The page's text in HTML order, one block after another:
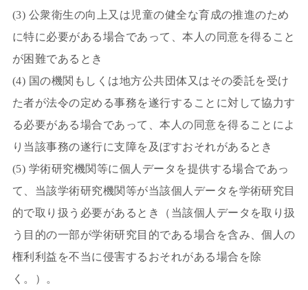
(3) 公衆衛生の向上又は児童の健全な育成の推進のため
に特に必要がある場合であって、本人の同意を得ること
が困難であるとき
(4) 国の機関もしくは地方公共団体又はその委託を受け
た者が法令の定める事務を遂行することに対して協力す
る必要がある場合であって、本人の同意を得ることによ
り当該事務の遂行に支障を及ぼすおそれがあるとき
(5) 学術研究機関等に個人データを提供する場合であっ
て、当該学術研究機関等が当該個人データを学術研究目
的で取り扱う必要があるとき（当該個人データを取り扱
う目的の一部が学術研究目的である場合を含み、個人の
権利利益を不当に侵害するおそれがある場合を除
く。）。